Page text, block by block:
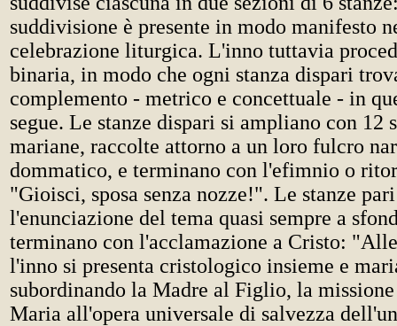
suddivisione è presente in modo manifesto
celebrazione liturgica. L'inno tuttavia
binaria, in modo che ogni stanza dispari
complemento - metrico e concettuale - in
segue. Le stanze dispari si ampliano con 12
mariane, raccolte attorno a un loro fulcro
dommatico, e terminano con l'efimnio o
"Gioisci, sposa senza nozze!". Le stanze
l'enunciazione del tema quasi sempre a
terminano con l'acclamazione a Cristo:
l'inno si presenta cristologico insieme e
subordinando la Madre al Figlio, la
Maria all'opera universale di salvezza